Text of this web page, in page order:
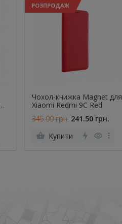
РОЗПРОДАЖ
Чохол-книжка Magnet для
Xiaomi Redmi 9C Red
345.00 грн. 241.50 грн.
Купити